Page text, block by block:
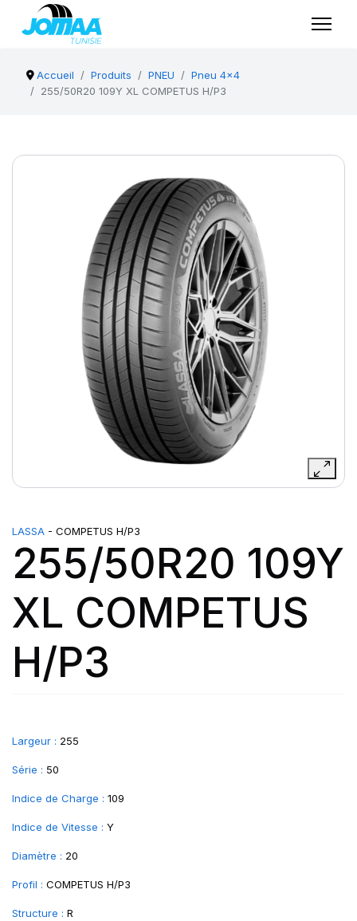
Accueil Produits PNEU
Pneu 4x4
255/50R20 109Y XL COMPETUS H/P3
LASSA - COMPETUS H/P3
255/50R20 109Y
XL COMPETUS
H/P3
Largeur : 255
Série : 50
Indice de Charge : 109
Indice de Vitesse : Y
Diamètre : 20
Profil : COMPETUS H/P3
Structure : R